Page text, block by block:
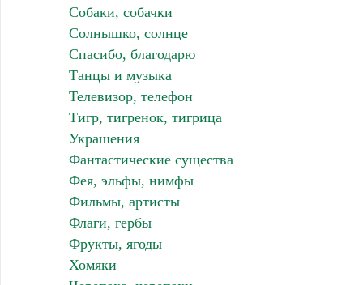
Собаки, собачки
Солнышко, солнце
Спасибо, благодарю
Танцы и музыка
Телевизор, телефон
Тигр, тигренок, тигрица
Украшения
Фантастические существа
Фея, эльфы, нимфы
Фильмы, артисты
Флаги, гербы
Фрукты, ягоды
Хомяки